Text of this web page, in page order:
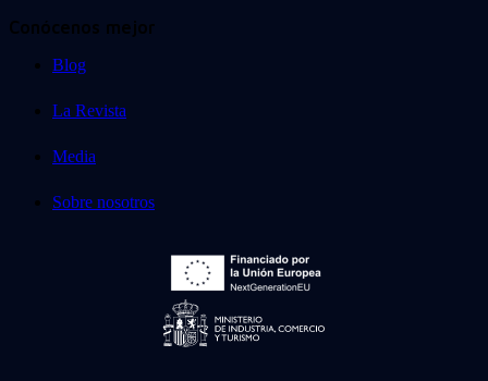
Conócenos mejor
Blog
La Revista
Media
Sobre nosotros